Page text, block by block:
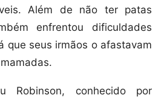
Além de não ter patas
enfrentou dificuldades
que seus irmãos o afastavam
Robinson, conhecido por